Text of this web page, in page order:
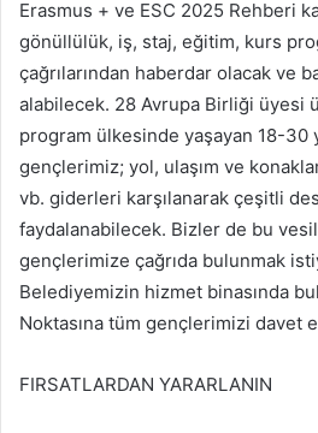
Erasmus + ve ESC 2025 Rehberi
gönüllülük, iş, staj, eğitim, kurs
çağrılarından haberdar olacak ve
alabilecek. 28 Avrupa Birliği üyesi
program ülkesinde yaşayan 18-30
gençlerimiz; yol, ulaşım ve
vb. giderleri karşılanarak çeşitli
faydalanabilecek. Bizler de bu
gençlerimize çağrıda bulunmak
Belediyemizin hizmet binasında
Noktasına tüm gençlerimizi davet
FIRSATLARDAN YARARLANIN